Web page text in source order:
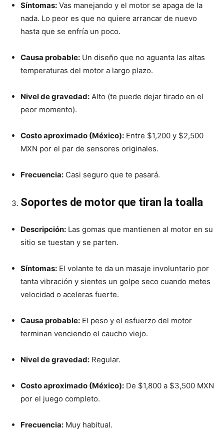
Síntomas: Vas manejando y el motor se apaga de la
nada. Lo peor es que no quiere arrancar de nuevo
hasta que se enfría un poco.
Causa probable: Un diseño que no aguanta las altas
temperaturas del motor a largo plazo.
Nivel de gravedad: Alto (te puede dejar tirado en el
peor momento).
Costo aproximado (México): Entre $1,200 y $2,500
MXN por el par de sensores originales.
Frecuencia: Casi seguro que te pasará.
Soportes de motor que tiran la toalla
Descripción: Las gomas que mantienen al motor en su
sitio se tuestan y se parten.
Síntomas: El volante te da un masaje involuntario por
tanta vibración y sientes un golpe seco cuando metes
velocidad o aceleras fuerte.
Causa probable: El peso y el esfuerzo del motor
terminan venciendo el caucho viejo.
Nivel de gravedad: Regular.
Costo aproximado (México): De $1,800 a $3,500 MXN
por el juego completo.
Frecuencia: Muy habitual.